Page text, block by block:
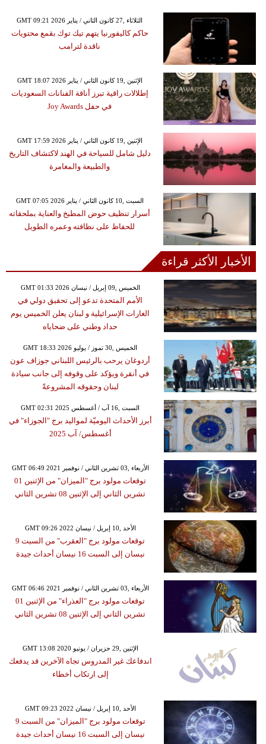
GMT 09:21 2026 الثلاثاء ,27 كانون الثاني / يناير
حاكم كاليفورنيا يتهم تيك توك بقمع محتويات
ناقدة لترامب
GMT 18:07 2026 الإثنين ,19 كانون الثاني / يناير
إطلالات راقية تبرز أناقة الفنانات السعوديات
في حفل Joy Awards
GMT 17:59 2026 الإثنين ,19 كانون الثاني / يناير
دليل شامل للسياحة في الهند لاكتشاف التاريخ
والطبيعة والمغامرة
GMT 07:05 2026 السبت ,10 كانون الثاني / يناير
أسرار تنظيف حوض المطبخ والعناية بملحقاته
للحفاظ على نظافته وعمره الطويل
الأخبار الأكثر قراءة
GMT 01:33 2026 الخميس ,09 إبريل / نيسان
الأمم المتحدة تدعو إلى تحقيق دولي في
الغارات الإسرائيلية و لبنان يعلن الخميس يوم
حداد وطني على ضحاياه
GMT 18:33 2026 الخميس ,30 تموز / يوليو
أردوغان يرحب بالرئيس اللبناني جوزاف عون
في أنقرة ويؤكد على وقوفه إلى جانب سيادة
لبنان وحقوقه المشروعةً
GMT 02:31 2025 السبت ,16 آب / أغسطس
أبرز الأحداث اليوميّة لمواليد برج "الجوزاء" في
أغسطس/ آب 2025
GMT 06:49 2021 الأربعاء ,03 تشرين الثاني / نوفمبر
توقعات مولود برج "الميزان" من الإثنين 01
تشرين الثاني إلى الإثنين 08 تشرين الثاني
GMT 09:26 2022 الأحد ,10 إبريل / نيسان
توقعات مولود برج "العقرب" من السبت 9
نيسان إلى السبت 16 نيسان أحداث جيدة
GMT 06:46 2021 الأربعاء ,03 تشرين الثاني / نوفمبر
توقعات مولود برج "العذراء" من الإثنين 01
تشرين الثاني إلى الإثنين 08 تشرين الثاني
GMT 13:08 2020 الإثنين ,29 حزيران / يونيو
اندفاعك غير المدروس تجاه الآخرين قد يدفعك
إلى ارتكاب أخطاء
GMT 09:23 2022 الأحد ,10 إبريل / نيسان
توقعات مولود برج "الميزان" من السبت 9
نيسان إلى السبت 16 نيسان أحداث جيدة